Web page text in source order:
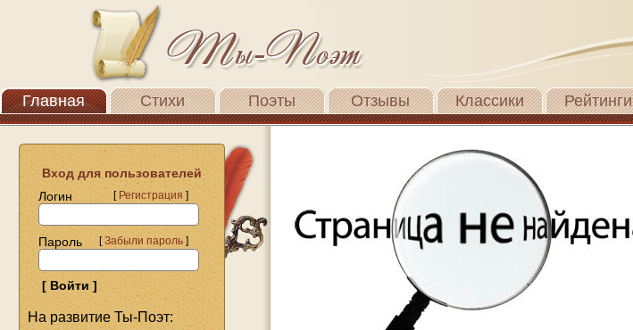
Главная Стихи Поэты Отзывы Классики Рейтинги
Вход для пользователей
Логин
[Регистрация]
Пароль [Забыли пароль]
На развитие Ты-Поэт: